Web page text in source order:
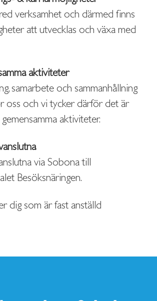
verksamhet och därmed finns
att utvecklas och växa med
aktiviteter
samarbete och sammanhållning
oss och vi tycker därför det är
aktiviteter.
via Sobona till
Besöksnäringen.
dig som är fast anställd